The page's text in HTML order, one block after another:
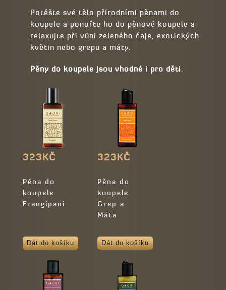
Potěšte své tělo přírodními pěnami do
koupele a ponořte ho do pěnové koupele a
relaxujte při vůni zeleného čaje, exotických
květin nebo grepu a máty.
Pěny do koupele jsou vhodné i pro děti.
323KČ
Pěna do
koupele
Frangipani
Dát do košíku
323KČ
Pěna do
koupele
Grep a
Máta
Dát do košíku